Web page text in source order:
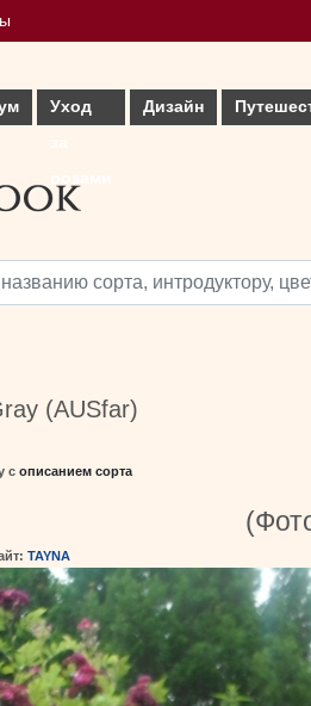
Уход
Дизайн
(AUSfar)
с описанием сорта
TAYNA